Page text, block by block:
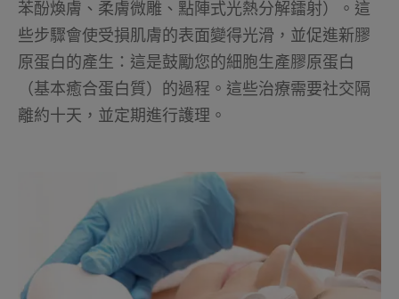
苯酚煥膚、柔膚微雕、點陣式光熱分解鐳射）。這
些步驟會使受損肌膚的表面變得光滑，並促進新膠
原蛋白的產生：這是鼓勵您的細胞生產膠原蛋白
（基本癒合蛋白質）的過程。這些治療需要社交隔
離約十天，並定期進行護理。